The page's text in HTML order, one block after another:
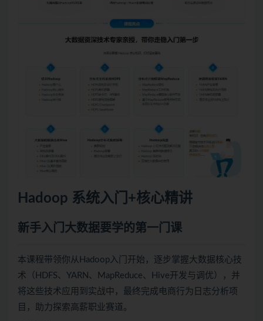
Hadoop 系统入门+核心精讲
新手入门 大数据要学的第一门课
本课程带领你从Hadoop入门开始，逐步掌握大数据核心技
术（HDFS、YARN、MapReduce、Hive开发与调优），并
将这些技术应用到实战中，最终完成电商行为日志分析项
目，助力探索高薪职业赛道。